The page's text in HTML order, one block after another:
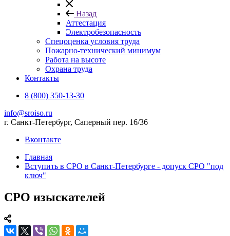
Назад
Аттестация
Электробезопасность
Спецоценка условия труда
Пожарно-технический минимум
Работа на высоте
Охрана труда
Контакты
8 (800) 350-13-30
info@sroiso.ru
г. Санкт-Петербург, Саперный пер. 16/36
Вконтакте
Главная
Вступить в СРО в Санкт-Петербурге - допуск СРО "под
ключ"
СРО изыскателей